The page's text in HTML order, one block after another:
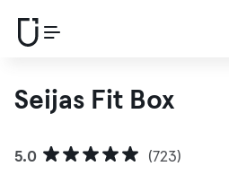
Seijas Fit Box
5.0
(723)